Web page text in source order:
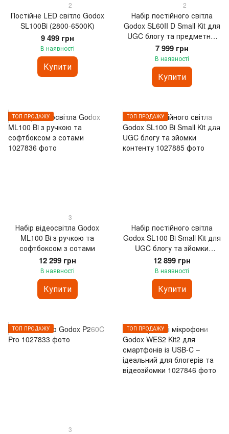
2
Постійне LED світло Godox
SL100Bi (2800-6500K)
9 499 грн
В наявності
Купити
2
Набір постійного світла
Godox SL60II D Small Kit для
UGC блогу та предметної
зйомки
7 999 грн
В наявності
Купити
ТОП ПРОДАЖУ
3
Набір відеосвітла Godox
ML100 Bi з ручкою та
софтбоксом з сотами
12 299 грн
В наявності
Купити
ТОП ПРОДАЖУ
Набір постійного світла
Godox SL100 Bi Small Kit для
UGC блогу та зйомки
контенту
12 899 грн
В наявності
Купити
ТОП ПРОДАЖУ
3
ТОП ПРОДАЖУ